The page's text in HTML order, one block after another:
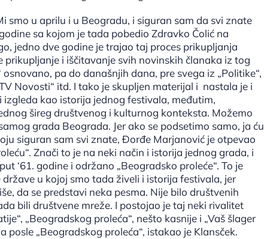
smo u aprilu i u Beogradu, i siguran sam da svi znate
sa kojom je tada pobedio Zdravko Čolić na
jedno dve godine je trajao taj proces prikupljanja
i iščitavanje svih novinskih članaka iz tog
pa do današnjih dana, pre svega iz „Politike“,
Novosti“ itd. I tako je skupljen materijal i nastala je i
kao istorija jednog festivala, međutim,
šireg društvenog i kulturnog konteksta. Možemo
grada Beograda. Jer ako se podsetimo samo, ja ću
siguran sam svi znate, Đorđe Marjanović je otpevao
Znači to je na neki način i istorija jednog grada, i
‘61. godine i održano „Beogradsko proleće“. To je
u kojoj smo tada živeli i istorija festivala, jer
da se predstavi neka pesma. Nije bilo društvenih
bili društvene mreže. I postojao je taj neki rivalitet
„Beogradskog proleća“, nešto kasnije i „Vaš šlager
posle „Beogradskog proleća“, istakao je Klansček.